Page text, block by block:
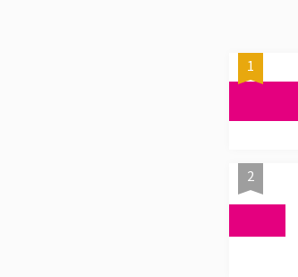
1
2